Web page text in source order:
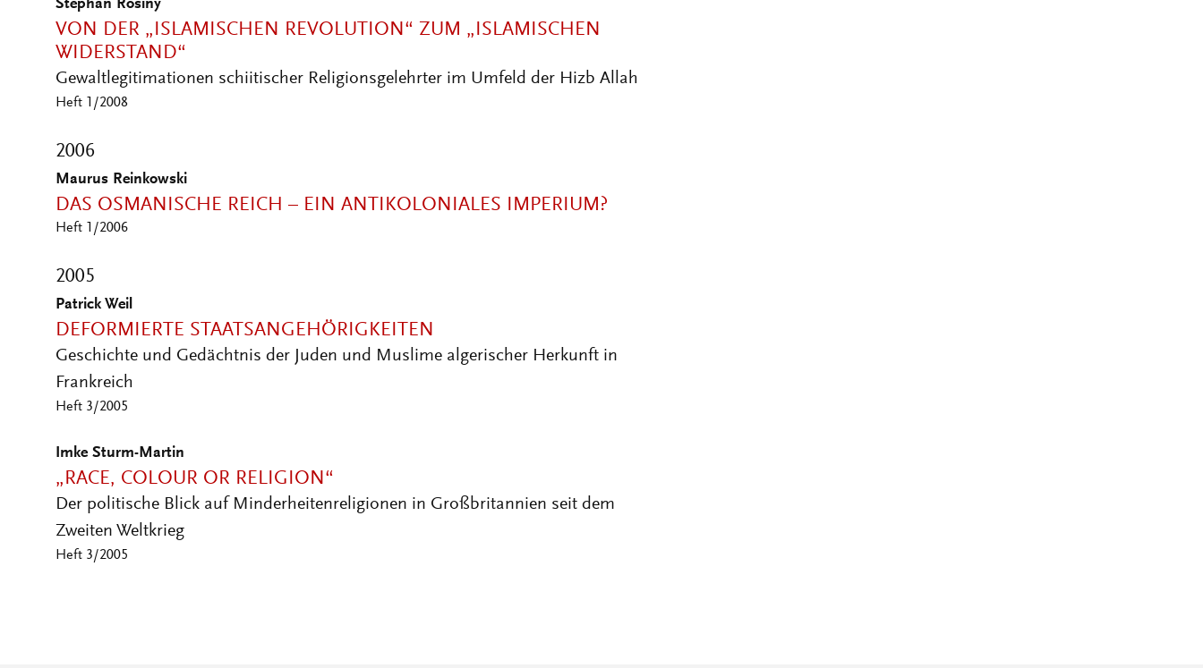
Stephan Rosiny
VON DER „ISLAMISCHEN REVOLUTION“ ZUM „ISLAMISCHEN
WIDERSTAND“
Gewaltlegitimationen schiitischer Religionsgelehrter im Umfeld der Hizb Allah
Heft 1/2008
2006
Maurus Reinkowski
DAS OSMANISCHE REICH – EIN ANTIKOLONIALES IMPERIUM?
Heft 1/2006
2005
Patrick Weil
DEFORMIERTE STAATSANGEHÖRIGKEITEN
Geschichte und Gedächtnis der Juden und Muslime algerischer Herkunft in
Frankreich
Heft 3/2005
Imke Sturm-Martin
„RACE, COLOUR OR RELIGION“
Der politische Blick auf Minderheitenreligionen in Großbritannien seit dem
Zweiten Weltkrieg
Heft 3/2005